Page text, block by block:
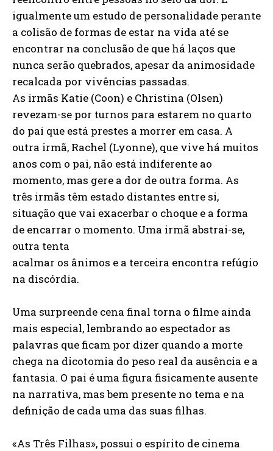
igualmente um estudo de personalidade perante
a colisão de formas de estar na vida até se
encontrar na conclusão de que há laços que
nunca serão quebrados, apesar da animosidade
recalcada por vivências passadas.
As irmãs Katie (Coon) e Christina (Olsen)
revezam-se por turnos para estarem no quarto
do pai que está prestes a morrer em casa. A
outra irmã, Rachel (Lyonne), que vive há muitos
anos com o pai, não está indiferente ao
momento, mas gere a dor de outra forma. As
três irmãs têm estado distantes entre si,
situação que vai exacerbar o choque e a forma
de encarrar o momento. Uma irmã abstrai-se,
outra tenta
acalmar os ânimos e a terceira encontra refúgio
na discórdia.
Uma surpreende cena final torna o filme ainda
mais especial, lembrando ao espectador as
palavras que ficam por dizer quando a morte
chega na dicotomia do peso real da ausência e a
fantasia. O pai é uma figura fisicamente ausente
na narrativa, mas bem presente no tema e na
definição de cada uma das suas filhas.
«As Três Filhas», possui o espírito de cinema